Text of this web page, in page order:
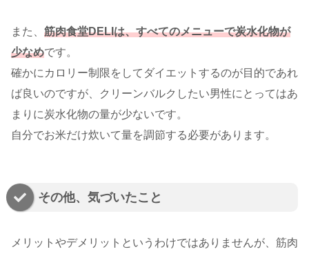
また、 筋肉食堂DELIは、すべてのメニューで炭水化物が
少なめです。
確かにカロリー制限をしてダイエットするのが目的であれ
ば良いのですが、クリーンバルクしたい男性にとってはあ
まりに炭水化物の量が少ないです。
自分でお米だけ炊いて量を調節する必要があります。
その他、気づいたこと
メリットやデメリットというわけではありませんが、筋肉